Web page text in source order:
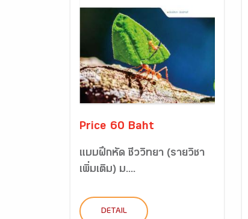
Price 60 Baht
แบบฝึกหัด ชีววิทยา (รายวิชา
เพิ่มเติม) ม....
DETAIL